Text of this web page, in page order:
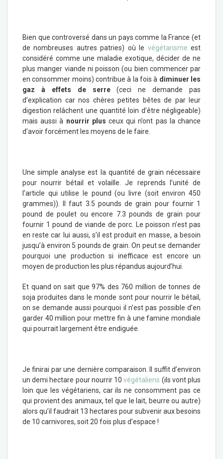
Bien que controversé dans un pays comme la France (et
de nombreuses autres patries) où le végétarisme est
considéré comme une maladie exotique, décider de ne
plus manger viande ni poisson (ou bien commencer par
en consommer moins) contribue à la fois à diminuer les
gaz à effets de serre(ceci ne demande pas
d’explication car nos chères petites bêtes de par leur
digestion relâchent une quantité loin d’être négligeable)
mais aussi à nourrir plus ceux qui n’ont pas la chance
d’avoir forcément les moyens de le faire.
Une simple analyse est la quantité de grain nécessaire
pour nourrir bétail et volaille. Je reprends l’unité de
l’article qui utilise le pound (ou livre (soit environ 450
grammes)). Il faut 3.5 pounds de grain pour fournir 1
pound de poulet ou encore 7.3 pounds de grain pour
fournir 1 pound de viande de porc. Le poisson n’est pas
en reste car lui aussi, s’il est produit en masse, a besoin
jusqu’à environ 5 pounds de grain. On peut se demander
pourquoi une production si inefficace est encore un
moyen de production les plus répandus aujourd’hui.
Et quand on sait que 97% des 760 million de tonnes de
soja produites dans le monde sont pour nourrir le bétail,
on se demande aussi pourquoi il n’est pas possible d’en
garder 40 million pour mettre fin à une famine mondiale
qui pourrait largement être endiguée.
Je finirai par une dernière comparaison. Il suffit d’environ
un demi hectare pour nourrir 10végétaliens (ils vont plus
loin que les végétariens, car ils ne consomment pas ce
qui provient des animaux, tel que le lait, beurre ou autre)
alors qu’il faudrait 13 hectares pour subvenir aux besoins
de 10 carnivores, soit 20 fois plus d’espace !